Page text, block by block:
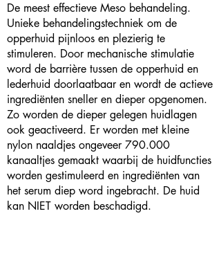
De meest effectieve Meso behandeling.
Unieke behandelingstechniek om de
opperhuid pijnloos en plezierig te
stimuleren. Door mechanische stimulatie
word de barrière tussen de opperhuid en
lederhuid doorlaatbaar en wordt de actieve
ingrediënten sneller en dieper opgenomen.
Zo worden de dieper gelegen huidlagen
ook geactiveerd. Er worden met kleine
nylon naaldjes ongeveer 790.000
kanaaltjes gemaakt waarbij de huidfuncties
worden gestimuleerd en ingrediënten van
het serum diep word ingebracht. De huid
kan NIET worden beschadigd.